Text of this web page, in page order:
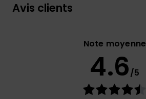
Avis clients
Note moyenne
4.6/5